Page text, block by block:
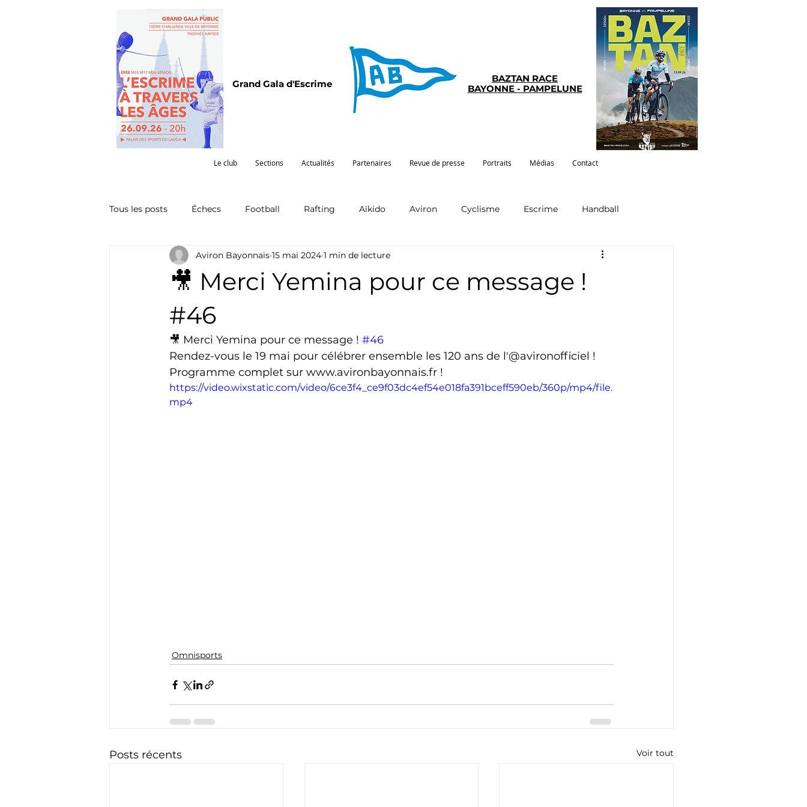
Grand Gala d'Escrime
BAZTAN RACE
BAYONNE - PAMPELUNE
Le club Sections Actualités Partenaires Revue de presse Portraits Médias Contact
Tous les posts Échecs Football Rafting Aïkido Aviron Cyclisme Escrime Handball
Omnisports Partenariat Pelote Pentathlon
Natation
Cyclotourisme Surf Basket Partenariat
🎥 Merci Yemina pour ce message !
#46
Aviron Bayonnais 15 mai 2024 1 min de lecture
🎥 Merci Yemina pour ce message ! #46
Rendez-vous le 19 mai pour célébrer ensemble les 120 ans de l'@avironofficiel !
Programme complet sur www.avironbayonnais.fr !
https://video.wixstatic.com/video/6ce3f4_ce9f03dc4ef54e018fa391bceff590eb/360p/mp4/file.
mp4
Omnisports
Posts récents Voir tout